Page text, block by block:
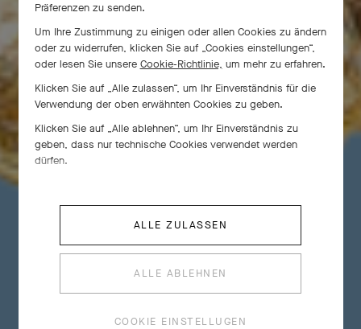
Passe-Partout
Passe-PartoutVan Cleef & Arpels demonstriert seit
1938 auf unvergleichliche Weise Freude an
Metamorphosen.
Präferenzen zu senden.
Um Ihre Zustimmung zu einigen oder allen Cookies zu ändern
oder zu widerrufen, klicken Sie auf „Cookies einstellungen“,
oder lesen Sie unsere Cookie-Richtlinie, um mehr zu erfahren.
Klicken Sie auf „Alle zulassen“, um Ihr Einverständnis für die
Verwendung der oben erwähnten Cookies zu geben.
Klicken Sie auf „Alle ablehnen“, um Ihr Einverständnis zu
geben, dass nur technische Cookies verwendet werden
dürfen.
ALLE ZULASSEN
ALLE ABLEHNEN
COOKIE EINSTELLUGEN